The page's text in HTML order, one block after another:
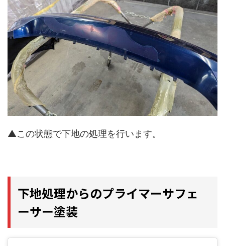
▲この状態で下地の処理を行います。
下地処理からのプライマーサフェ
ーサー塗装